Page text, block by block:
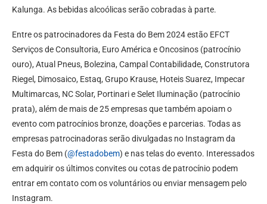
Kalunga. As bebidas alcoólicas serão cobradas à parte.
Entre os patrocinadores da Festa do Bem 2024 estão EFCT
Serviços de Consultoria, Euro América e Oncosinos (patrocínio
ouro), Atual Pneus, Bolezina, Campal Contabilidade, Construtora
Riegel, Dimosaico, Estaq, Grupo Krause, Hoteis Suarez, Impecar
Multimarcas, NC Solar, Portinari e Selet Iluminação (patrocínio
prata), além de mais de 25 empresas que também apoiam o
evento com patrocínios bronze, doações e parcerias. Todas as
empresas patrocinadoras serão divulgadas no Instagram da
Festa do Bem (@festadobem) e nas telas do evento. Interessados
em adquirir os últimos convites ou cotas de patrocínio podem
entrar em contato com os voluntários ou enviar mensagem pelo
Instagram.